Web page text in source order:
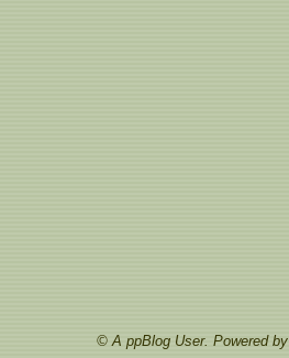
© A ppBlog User. Powered by